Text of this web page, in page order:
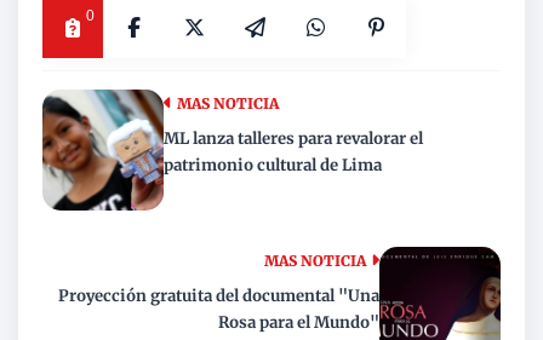
0
MAS NOTICIA
Proyección gratuita del documental "Una
Rosa para el Mundo"
MAS NOTICIA
ML lanza talleres para revalorar el
patrimonio cultural de Lima